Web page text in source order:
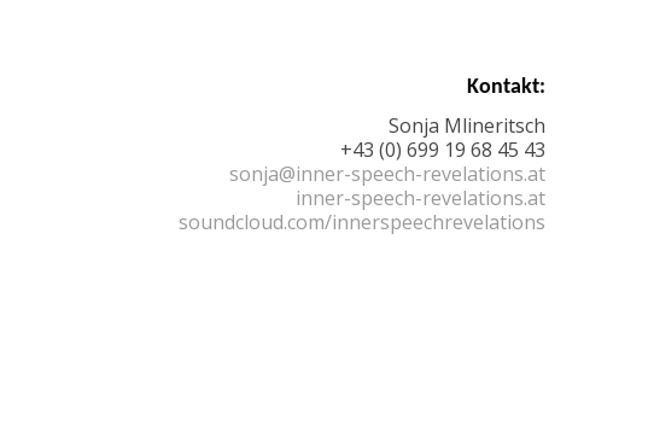
Kontakt:
Sonja Mlineritsch
+43 (0) 699 19 68 45 43
sonja@inner-speech-revelations.at
inner-speech-revelations.at
soundcloud.com/innerspeechrevelations